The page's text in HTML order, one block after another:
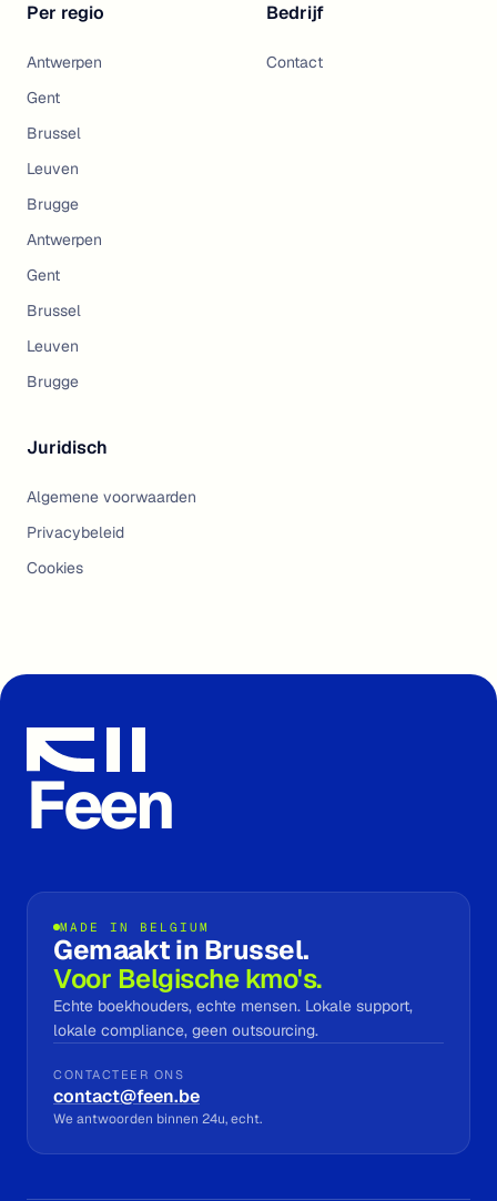
Per regio
Antwerpen
Gent
Brussel
Leuven
Brugge
Antwerpen
Gent
Brussel
Leuven
Brugge
Bedrijf
Contact
Juridisch
Algemene voorwaarden
Privacybeleid
Cookies
Feen
MADE IN BELGIUM
Gemaakt in Brussel.
Voor Belgische kmo's.
Echte boekhouders, echte mensen. Lokale support,
lokale compliance, geen outsourcing.
CONTACTEER ONS
contact@feen.be
We antwoorden binnen 24u, echt.